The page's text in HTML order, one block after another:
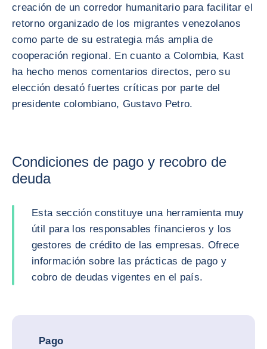
creación de un corredor humanitario para facilitar el
retorno organizado de los migrantes venezolanos
como parte de su estrategia más amplia de
cooperación regional. En cuanto a Colombia, Kast
ha hecho menos comentarios directos, pero su
elección desató fuertes críticas por parte del
presidente colombiano, Gustavo Petro.
Condiciones de pago y recobro de
deuda
Esta sección constituye una herramienta muy
útil para los responsables financieros y los
gestores de crédito de las empresas. Ofrece
información sobre las prácticas de pago y
cobro de deudas vigentes en el país.
Pago